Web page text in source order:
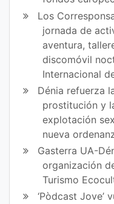
Los
jornada de
aventura,
discomóvil
Internacional
Dénia refuerza
prostitución y
explotación
nueva
Gasterra UA-
organización
Turismo
‘Pòdcast Jove’